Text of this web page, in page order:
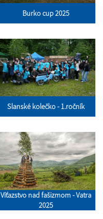
Burko cup 2025
Slanské kolečko - 1.ročník
Víťazstvo nad fašizmom - Vatra
2025